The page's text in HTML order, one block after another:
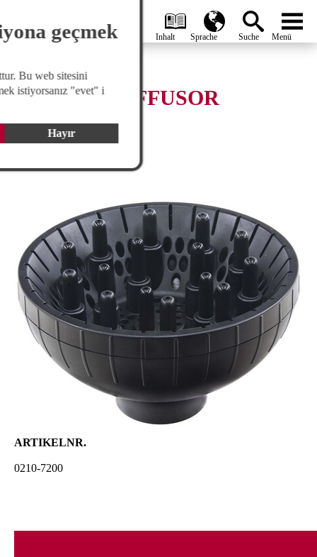
Global search menu
STYLINGDIFFUSOR
EDITION
passend für Edition.
ARTIKELNR.
0210-7200
geçmek
Bu web sitesini
istiyorsanız "evet" i
Hayır